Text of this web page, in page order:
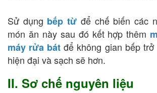
Sử dụng bếp từ để chế biến các
món ăn này sau đó kết hợp thêm
máy rửa bátđể không gian bếp
hiện đại và sạch sẽ hơn.
II. Sơ chế nguyên liệu